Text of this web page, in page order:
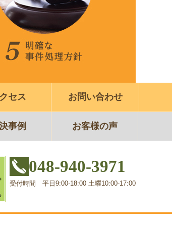
セス お問い合わせ
事例 お客様の声
048-940-3971
受付時間 平日9:00-18:00 土曜10:00-17:00